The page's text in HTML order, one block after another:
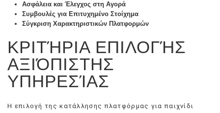
Ασφάλεια και Έλεγχος στη Αγορά
Συμβουλές για Επιτυχημένο Στοίχημα
Σύγκριση Χαρακτηριστικών Πλατφορμών
ΚΡΙΤΉΡΙΑ ΕΠΙΛΟΓΉΣ
ΑΞΙΌΠΙΣΤΗΣ
ΥΠΗΡΕΣΊΑΣ
Η επιλογή της κατάλλησης πλατφόρμας για παιχνίδι